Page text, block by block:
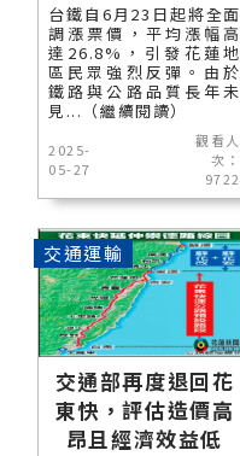
台鐵自6月23日起將全面
調漲票價，平均漲幅高
達26.8%，引發花蓮地
區民眾強烈反彈。由於
鐵路與公路品質長年未
見...（繼續閱讀）
2025-
05-27
觀看人
次：
9722
交通部再度退回花
東快，評估造價高
昂且經濟效益低
交通運輸